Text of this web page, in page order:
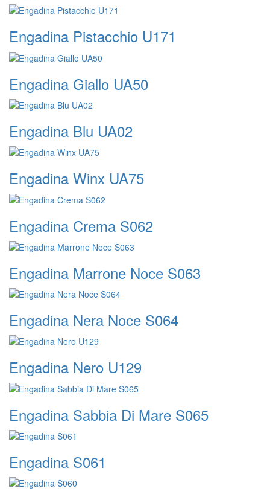
Engadina Pistacchio U171
Engadina Giallo UA50
Engadina Blu UA02
Engadina Winx UA75
Engadina Crema S062
Engadina Marrone Noce S063
Engadina Nera Noce S064
Engadina Nero U129
Engadina Sabbia Di Mare S065
Engadina S061